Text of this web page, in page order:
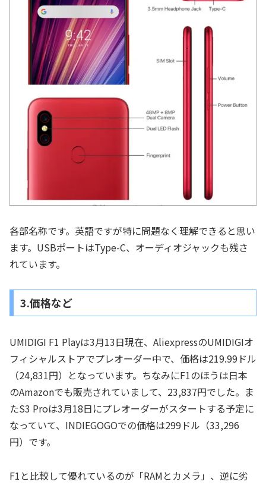
各部名称です。英語ですが特に問題なく理解できると思い
ます。USBポートはType-C、オーディオジャックも残さ
れています。
3.価格など
UMIDIGI F1 Playは3月13日現在、AliexpressのUMIDIGIオ
フィシャルストアでプレオーダー中で、価格は219.99ドル
（24,831円）となっています。ちなみにF1のほうは日本
のAmazonでも販売されていまして、23,837円でした。ま
たS3 Proは3月18日にプレオーダーがスタートする予定に
なっていて、INDIEGOGOでの価格は299ドル（33,296
円）です。
F1と比較して優れているのが「RAMとカメラ」、逆に劣